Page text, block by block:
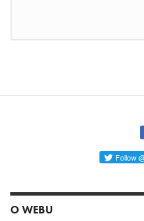
Follow
O WEBU